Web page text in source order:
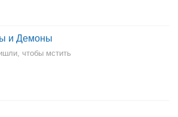
и Демоны
чтобы мстить